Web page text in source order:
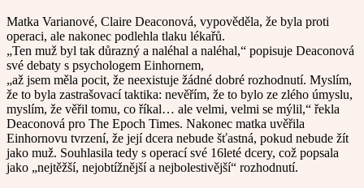
Matka Varianové, Claire Deaconová, vypověděla, že byla proti
operaci, ale nakonec podlehla tlaku lékařů.
„Ten muž byl tak důrazný a naléhal a naléhal,“ popisuje Deaconová
své debaty s psychologem Einhornem,
„až jsem měla pocit, že neexistuje žádné dobré rozhodnutí. Myslím,
že to byla zastrašovací taktika: nevěřím, že to bylo ze zlého úmyslu,
myslím, že věřil tomu, co říkal… ale velmi, velmi se mýlil,“ řekla
Deaconová pro The Epoch Times. Nakonec matka uvěřila
Einhornovu tvrzení, že její dcera nebude šťastná, pokud nebude žít
jako muž. Souhlasila tedy s operací své 16leté dcery, což popsala
jako „nejtěžší, nejobtížnější a nejbolestivější“ rozhodnutí.